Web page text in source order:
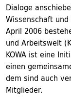
Dialoge
Wissenschaft
April 2006
und Arbeitswelt
KOWA ist eine
einen
dem sind auch
Mitglieder.